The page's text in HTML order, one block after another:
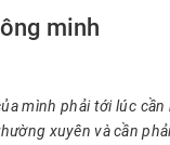
minh
mình phải tới lúc
xuyên và cần